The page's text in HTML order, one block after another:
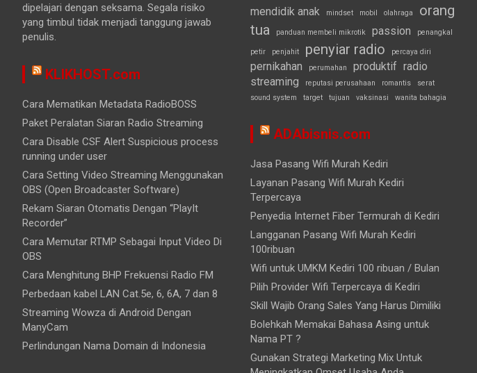
dipelajari dengan seksama. Segala risiko
yang timbul tidak menjadi tanggung jawab
penulis.
KLIKHOST.com
Cara Mematikan Metadata RadioBOSS
Paket Peralatan Siaran Radio Streaming
Cara Disable CSF Alert Suspicious process
running under user
Cara Setting Video Streaming Menggunakan
OBS (Open Broadcaster Software)
Rekam Siaran Otomatis Dengan “PlayIt
Recorder”
Cara Memutar RTMP Sebagai Input Video Di
OBS
Cara Menghitung BHP Frekuensi Radio FM
Perbedaan kabel LAN Cat.5e, 6, 6A, 7 dan 8
Streaming Wowza di Android Dengan
ManyCam
Perlindungan Nama Domain di Indonesia
mendidik anak mindset mobil olahraga
orang
tua
panduan membeli mikrotik passion penangkal
petir penjahit penyiar radio percaya diri
pernikahan perumahan produktif radio
streaming
reputasi perusahaan romantis
serat
sound system
target tujuan vaksinasi wanita bahagia
ADAbisnis.com
Jasa Pasang Wifi Murah Kediri
Layanan Pasang Wifi Murah Kediri
Terpercaya
Penyedia Internet Fiber Termurah di Kediri
Langganan Pasang Wifi Murah Kediri
100ribuan
Wifi untuk UMKM Kediri 100 ribuan / Bulan
Pilih Provider Wifi Terpercaya di Kediri
Skill Wajib Orang Sales Yang Harus Dimiliki
Bolehkah Memakai Bahasa Asing untuk
Nama PT ?
Gunakan Strategi Marketing Mix Untuk